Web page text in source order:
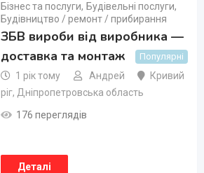
Бізнес та послуги, Будівельні послуги,
Будівництво / ремонт / прибирання
ЗБВ вироби від виробника —
доставка та монтаж
Популярні
1 рік тому Андрей
Кривий
ріг, Дніпропетровська область
176 переглядів
Деталі